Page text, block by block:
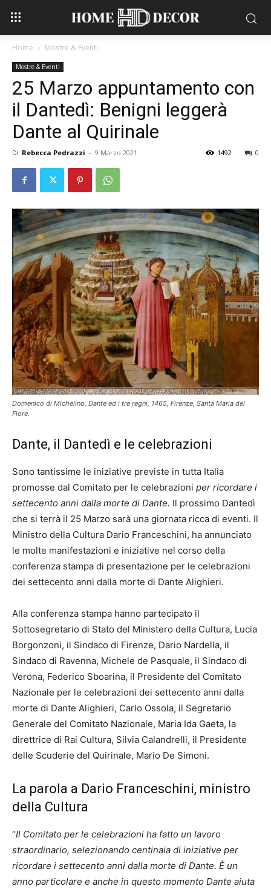
Home Mostre & Eventi
Mostre & Eventi
25 Marzo appuntamento con
il Dantedì: Benigni leggerà
Dante al Quirinale
Di Rebecca Pedrazzi - 9 Marzo 2021 0
1492
Domenico di Michelino, Dante ed i tre regni, 1465, Firenze, Santa Maria del
Fiore.
Dante, il Dantedì e le celebrazioni
Sono tantissime le iniziative previste in tutta Italia
promosse dal Comitato per le celebrazioni per ricordare i
settecento anni dalla morte di Dante. Il prossimo Dantedì
che si terrà il 25 Marzo sarà una giornata ricca di eventi. Il
Ministro della Cultura Dario Franceschini, ha annunciato
le molte manifestazioni e iniziative nel corso della
conferenza stampa di presentazione per le celebrazioni
dei settecento anni dalla morte di Dante Alighieri.
Alla conferenza stampa hanno partecipato il
Sottosegretario di Stato del Ministero della Cultura, Lucia
Borgonzoni, il Sindaco di Firenze, Dario Nardella, il
Sindaco di Ravenna, Michele de Pasquale, il Sindaco di
Verona, Federico Sboarina, il Presidente del Comitato
Nazionale per le celebrazioni dei settecento anni dalla
morte di Dante Alighieri, Carlo Ossola, il Segretario
Generale del Comitato Nazionale, Maria Ida Gaeta, la
direttrice di Rai Cultura, Silvia Calandrelli, il Presidente
delle Scuderie del Quirinale, Mario De Simoni.
La parola a Dario Franceschini, ministro
della Cultura
“Il Comitato per le celebrazioni ha fatto un lavoro
straordinario, selezionando centinaia di iniziative per
ricordare i settecento anni dalla morte di Dante. È un
anno particolare e anche in questo momento Dante aiuta